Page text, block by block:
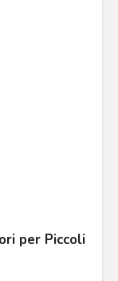
per Piccoli